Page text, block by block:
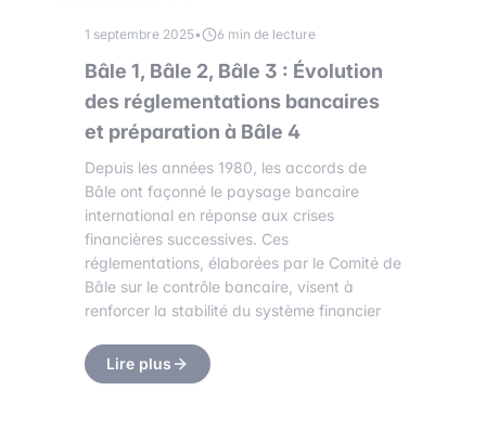
1 septembre 2025• 6 min de lecture
Bâle 1, Bâle 2, Bâle 3 : Évolution
des réglementations bancaires
et préparation à Bâle 4
Depuis les années 1980, les accords de
Bâle ont façonné le paysage bancaire
international en réponse aux crises
financières successives. Ces
réglementations, élaborées par le Comité de
Bâle sur le contrôle bancaire, visent à
renforcer la stabilité du système financier
Lire plus